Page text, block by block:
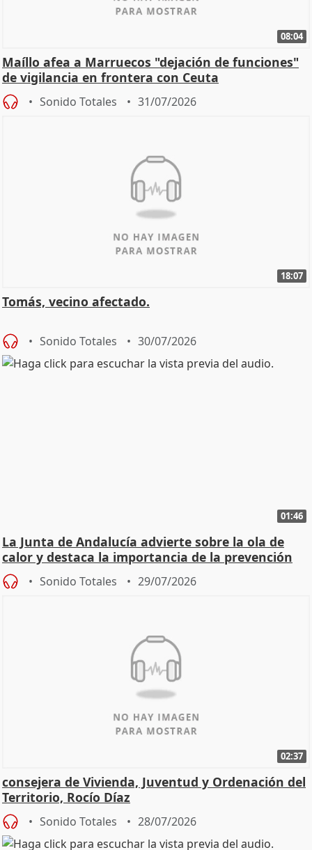
08:04
Maíllo afea a Marruecos "dejación de funciones"
de vigilancia en frontera con Ceuta
Sonido Totales 31/07/2026
18:07
Tomás, vecino afectado.
Sonido Totales 30/07/2026
01:46
La Junta de Andalucía advierte sobre la ola de
calor y destaca la importancia de la prevención
Sonido Totales 29/07/2026
02:37
consejera de Vivienda, Juventud y Ordenación del
Territorio, Rocío Díaz
Sonido Totales 28/07/2026